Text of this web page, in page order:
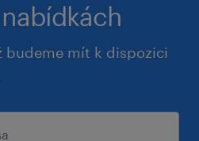
budeme mít k dispozici